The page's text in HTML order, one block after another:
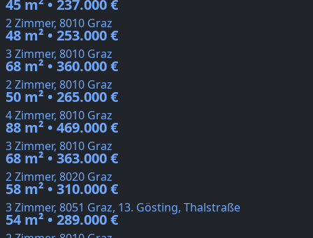
45 m² • 237.000 €
2 Zimmer, 8010 Graz
48 m² • 253.000 €
3 Zimmer, 8010 Graz
68 m² • 360.000 €
2 Zimmer, 8010 Graz
50 m² • 265.000 €
4 Zimmer, 8010 Graz
88 m² • 469.000 €
3 Zimmer, 8010 Graz
68 m² • 363.000 €
2 Zimmer, 8020 Graz
58 m² • 310.000 €
3 Zimmer, 8051 Graz, 13. Gösting, Thalstraße
54 m² • 289.000 €